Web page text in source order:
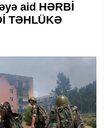
aid HƏRBİ
TƏHLÜKƏ